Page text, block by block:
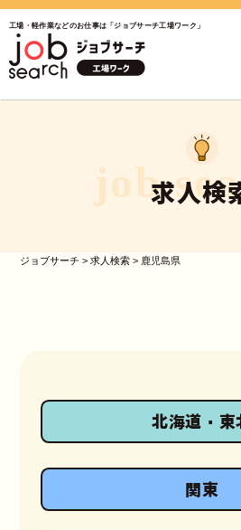
工場・軽作業などのお仕事は「ジョブサーチ工場ワーク」
求人検
job
ジョブサーチ >求人検索 > 鹿児島県
北海道・東
関東